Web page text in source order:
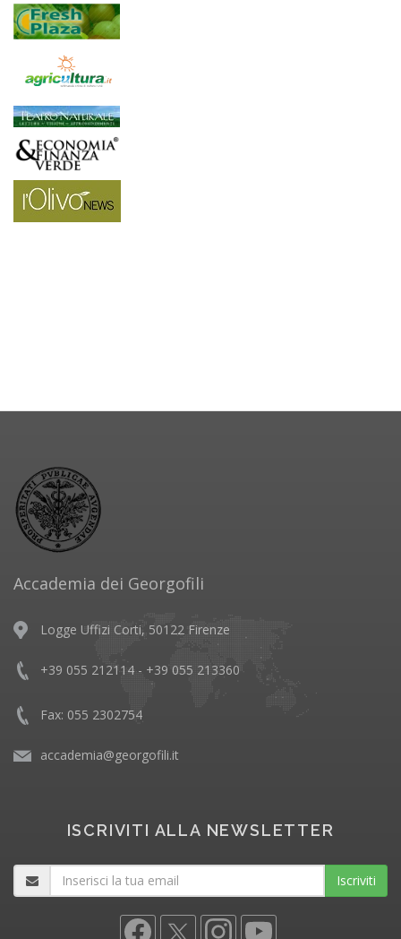
Accademia dei Georgofili
Logge Uffizi Corti, 50122 Firenze
+39 055 212114 - +39 055 213360
Fax: 055 2302754
accademia@georgofili.it
ISCRIVITI ALLA NEWSLETTER
Iscriviti